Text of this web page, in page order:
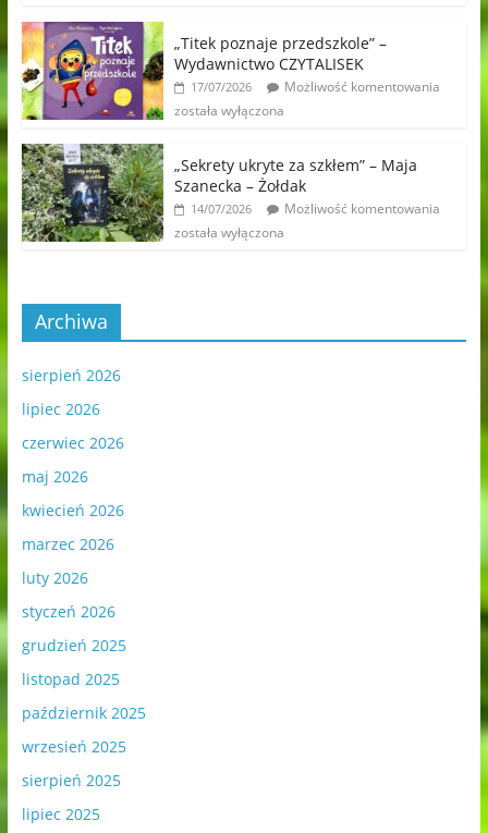
„Titek poznaje przedszkole” –
Wydawnictwo CZYTALISEK
17/07/2026
Możliwość komentowania
została wyłączona
„Sekrety ukryte za szkłem” – Maja
Szanecka – Żołdak
14/07/2026
Możliwość komentowania
została wyłączona
Archiwa
sierpień 2026
lipiec 2026
czerwiec 2026
maj 2026
kwiecień 2026
marzec 2026
luty 2026
styczeń 2026
grudzień 2025
listopad 2025
październik 2025
wrzesień 2025
sierpień 2025
lipiec 2025